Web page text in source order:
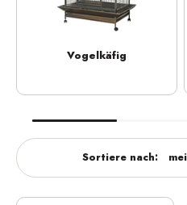
Vogelkäfig
Sortiere nach: